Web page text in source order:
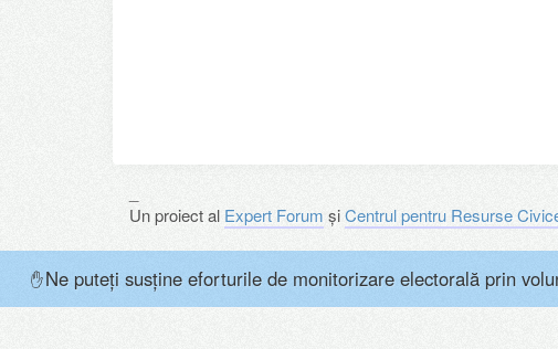
Un proiect al Expert Forum șiCentrul pentru Resurse
✋Ne puteți susține eforturile de monitorizare electorală prin